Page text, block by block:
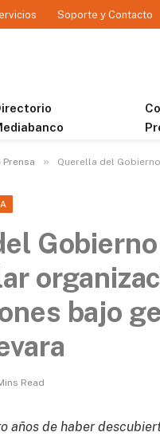
Soporte y Contacto
» Querella del
bajo
Read
años de haber